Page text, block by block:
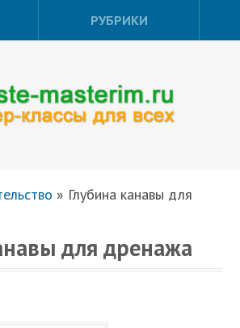
РУБРИКИ
» Глубина канавы для
для дренажа